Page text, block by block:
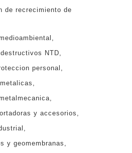
de recrecimiento de
NTD
personal
y accesorios
y geomembranas